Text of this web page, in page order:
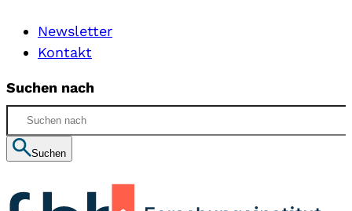
Newsletter
Kontakt
Suchen nach
Suchen